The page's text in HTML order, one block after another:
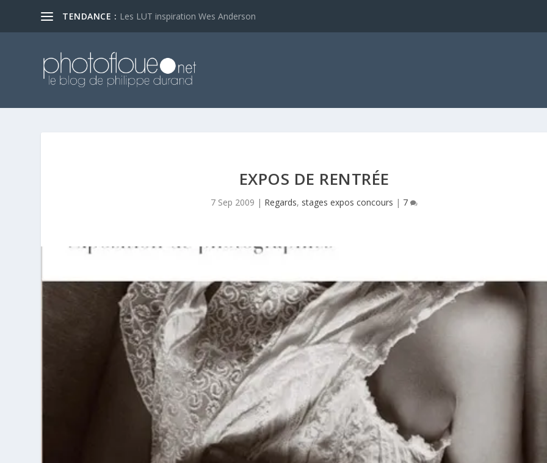
TENDANCE : Les LUT inspiration Wes Anderson
EXPOS DE RENTRÉE
7 Sep 2009 | Regards, stages expos concours | 7